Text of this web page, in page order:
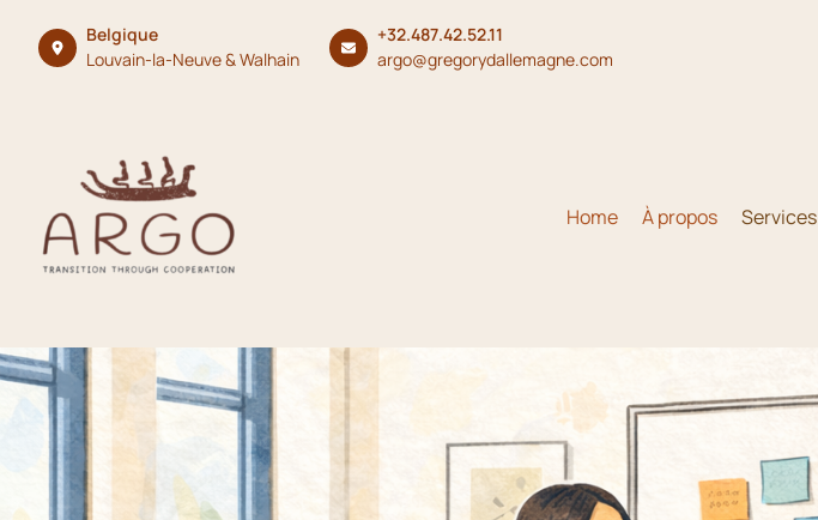
Skip
Belgique
Louvain-la-Neuve & Walhain
+32.487.42.52.11
argo@gregorydallemagne.com
Home À propos Services